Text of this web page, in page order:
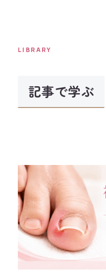
LIBRARY
記事で学ぶ